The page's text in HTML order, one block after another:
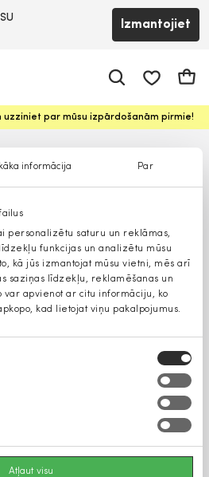
informācija Par
personalizētu saturu un reklāmas,
funkcijas un analizētu mūsu
kā jūs izmantojat mūsu vietni, mēs arī
saziņas līdzekļu, reklamēšanas un
apvienot ar citu informāciju, ko
kad lietojat viņu pakalpojumus.
Atļaut visu
Izmantojiet
uzziniet par mūsu izpārdošanām pirmie!